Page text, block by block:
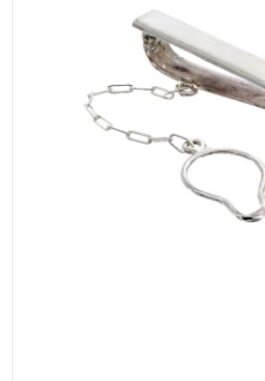
Día de la Mujer
Día de la Secretaria